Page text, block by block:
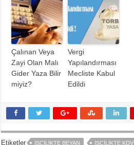
Çalınan Veya
Zayi Olan Malı
Gider Yaza Bilir
miyiz?
Vergi
Yapılandırması
Mecliste Kabul
Edildi
Etiketler İŞCILIKTE BEYAN İŞCILIKTE KDV